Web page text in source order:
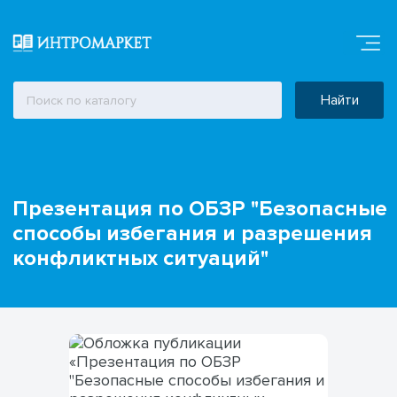
Найти
Презентация по ОБЗР "Безопасные
способы избегания и разрешения
конфликтных ситуаций"